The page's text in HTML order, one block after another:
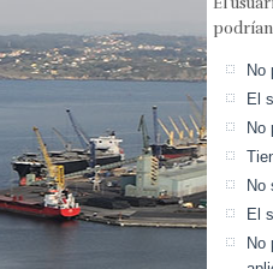
podrían
No
El
No
No
El
No